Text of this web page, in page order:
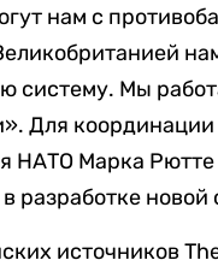
нам с
систему. Мы
Для
НАТО Марка
разработке новой
источников